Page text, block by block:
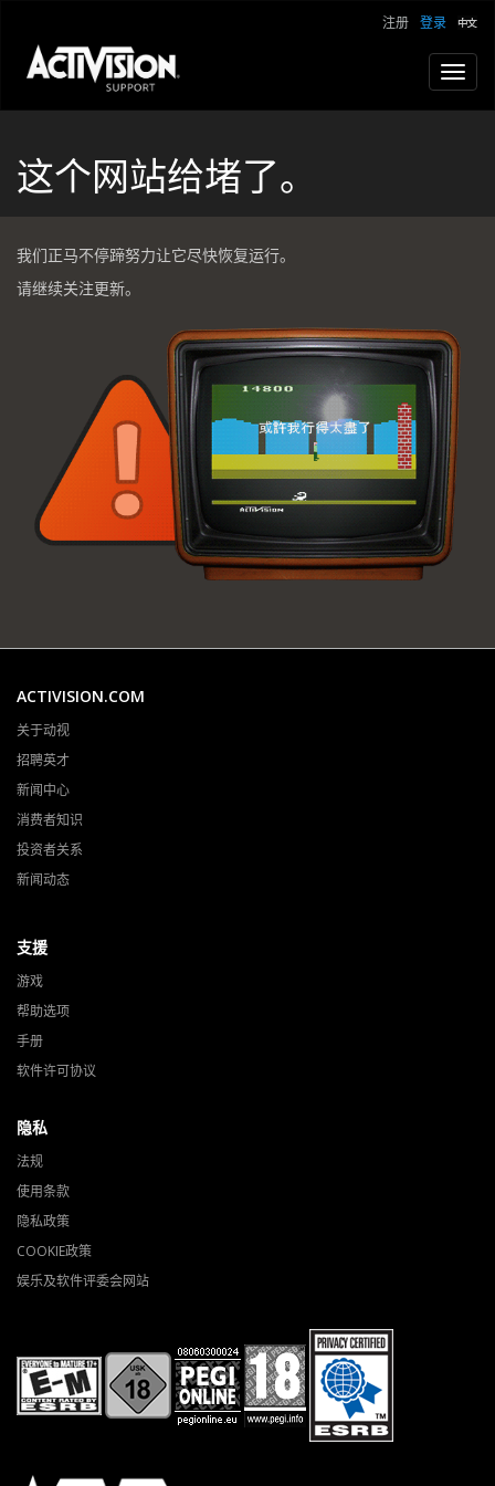
登录
注册
这个网站给堵了。
我们正马不停蹄努力让它尽快恢复运行。
请继续关注更新。
ACTIVISION.COM
关于动视
招聘英才
新闻中心
消费者知识
投资者关系
新闻动态
支援
游戏
帮助选项
手册
软件许可协议
隐私
法规
使用条款
隐私政策
COOKIE政策
娱乐及软件评委会网站